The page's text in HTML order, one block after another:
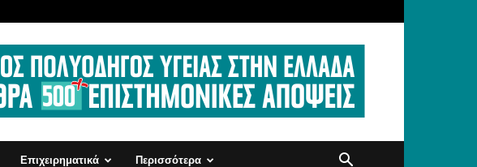
Επιχειρηματικά Περισσότερα